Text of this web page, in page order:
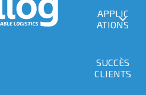
APPLIC
ATIONS
SUCCÈS
CLIENTS
de 1 000 avions par an en
innove en s’appuyant sur la
SCALLOG pour absorber des
En savoir plus